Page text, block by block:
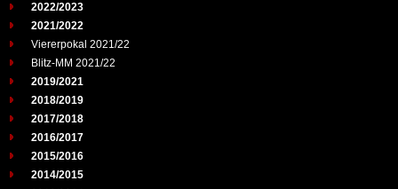
2022/2023
2021/2022
Viererpokal 2021/22
Blitz-MM 2021/22
2019/2021
2018/2019
2017/2018
2016/2017
2015/2016
2014/2015